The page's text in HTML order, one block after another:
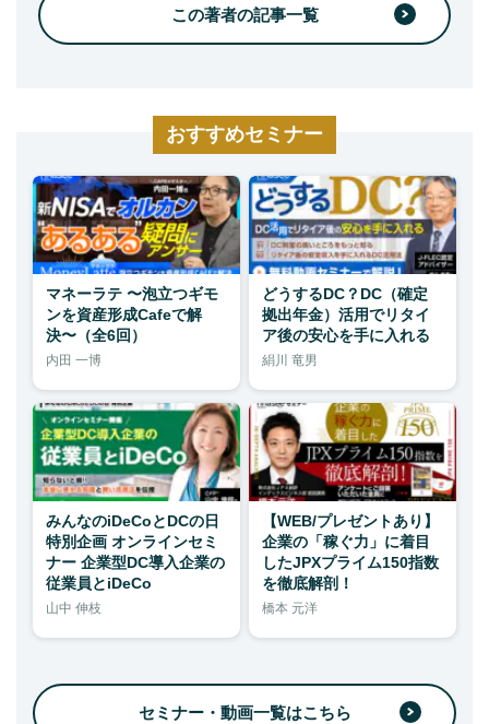
この著者の記事一覧
おすすめセミナー
マネーラテ 〜泡立つギモ
ンを資産形成Cafeで解
決〜（全6回）
内田 一博
どうするDC？DC（確定
拠出年金）活用でリタイ
ア後の安心を手に入れる
絹川 竜男
みんなのiDeCoとDCの日
特別企画 オンラインセミ
ナー 企業型DC導入企業の
従業員とiDeCo
山中 伸枝
【WEB/プレゼントあり】
企業の「稼ぐ力」に着目
したJPXプライム150指数
を徹底解剖！
橋本 元洋
セミナー・動画一覧はこちら